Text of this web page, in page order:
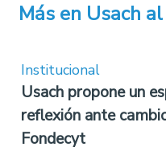
Más en Usach
Institucional
Usach propone un
reflexión ante
Fondecyt